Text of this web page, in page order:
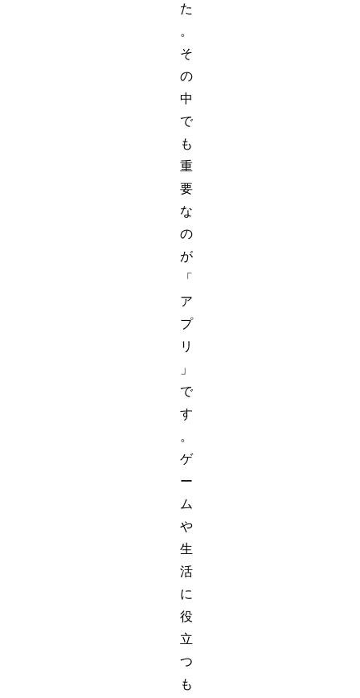
た
。
そ
の
中
で
も
重
要
な
の
が
「
ア
プ
リ
」
で
す
。
ゲ
ー
ム
や
生
活
に
役
立
つ
も